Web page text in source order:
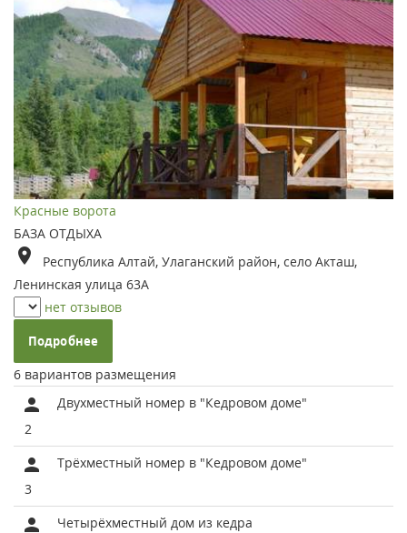
Красные ворота
БАЗА ОТДЫХА
Республика Алтай, Улаганский район, село Акташ,
Ленинская улица 63А
нет отзывов
Подробнее
6 вариантов размещения
2
Двухместный номер в "Кедровом доме"
3
Трёхместный номер в "Кедровом доме"
Четырёхместный дом из кедра